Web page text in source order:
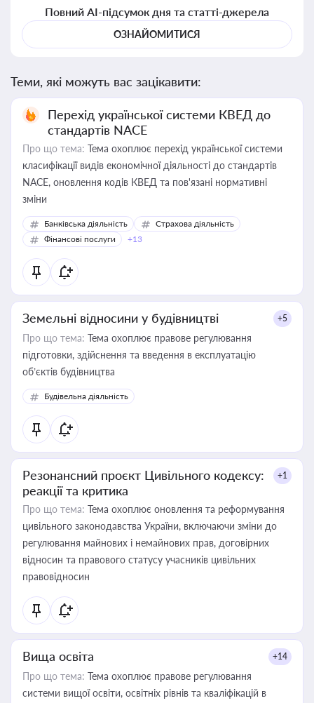
Повний AI-підсумок дня та статті-джерела
ОЗНАЙОМИТИСЯ
Теми, які можуть вас зацікавити:
Перехід української системи КВЕД до
стандартів NACE
Про що тема: Тема охоплює перехід української системи
класифікації видів економічної діяльності до стандартів
NACE, оновлення кодів КВЕД та пов'язані нормативні
зміни
Банківська діяльність
Страхова діяльність
Фінансові послуги
+13
Земельні відносини у будівництві +5
Про що тема: Тема охоплює правове регулювання
підготовки, здійснення та введення в експлуатацію
об’єктів будівництва
Будівельна діяльність
Резонансний проєкт Цивільного кодексу:
реакції та критика
+1
Про що тема: Тема охоплює оновлення та реформування
цивільного законодавства України, включаючи зміни до
регулювання майнових і немайнових прав, договірних
відносин та правового статусу учасників цивільних
правовідносин
Вища освіта +14
Про що тема: Тема охоплює правове регулювання
системи вищої освіти, освітніх рівнів та кваліфікацій в